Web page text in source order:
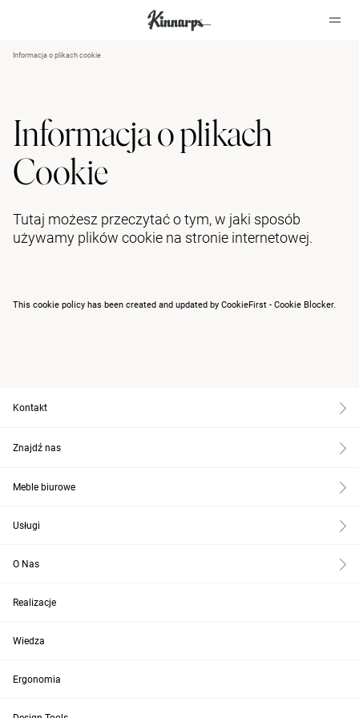
Informacja o plikach cookie
Informacja o plikach
Cookie
Tutaj możesz przeczytać o tym, w jaki sposób
używamy plików cookie na stronie internetowej.
This cookie policy has been created and updated by CookieFirst - Cookie Blocker.
Kontakt
Znajdź nas
Meble biurowe
Usługi
O Nas
Realizacje
Wiedza
Ergonomia